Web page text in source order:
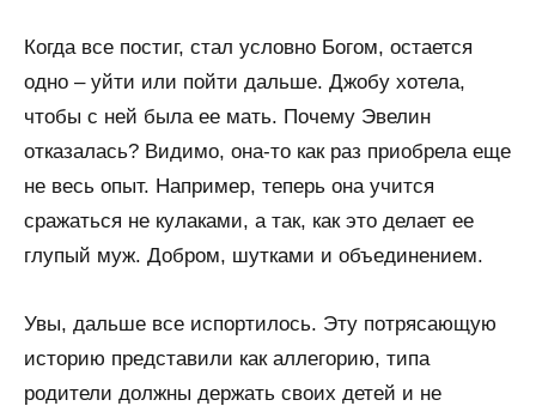
Когда все постиг, стал условно Богом, остается
одно – уйти или пойти дальше. Джобу хотела,
чтобы с ней была ее мать. Почему Эвелин
отказалась? Видимо, она-то как раз приобрела еще
не весь опыт. Например, теперь она учится
сражаться не кулаками, а так, как это делает ее
глупый муж. Добром, шутками и объединением.
Увы, дальше все испортилось. Эту потрясающую
историю представили как аллегорию, типа
родители должны держать своих детей и не